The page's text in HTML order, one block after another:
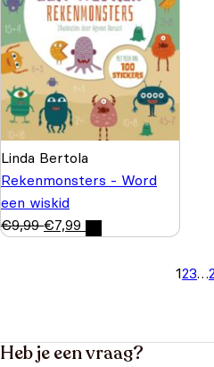
Linda Bertola
Rekenmonsters - Word
een wiskid
€9,99 €7,99
123…
Heb je een vraag?